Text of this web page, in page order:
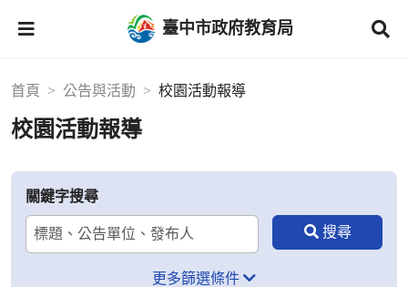
臺中市政府教育局
首頁 公告與活動 校園活動報導
校園活動報導
關鍵字搜尋
更多篩選條件